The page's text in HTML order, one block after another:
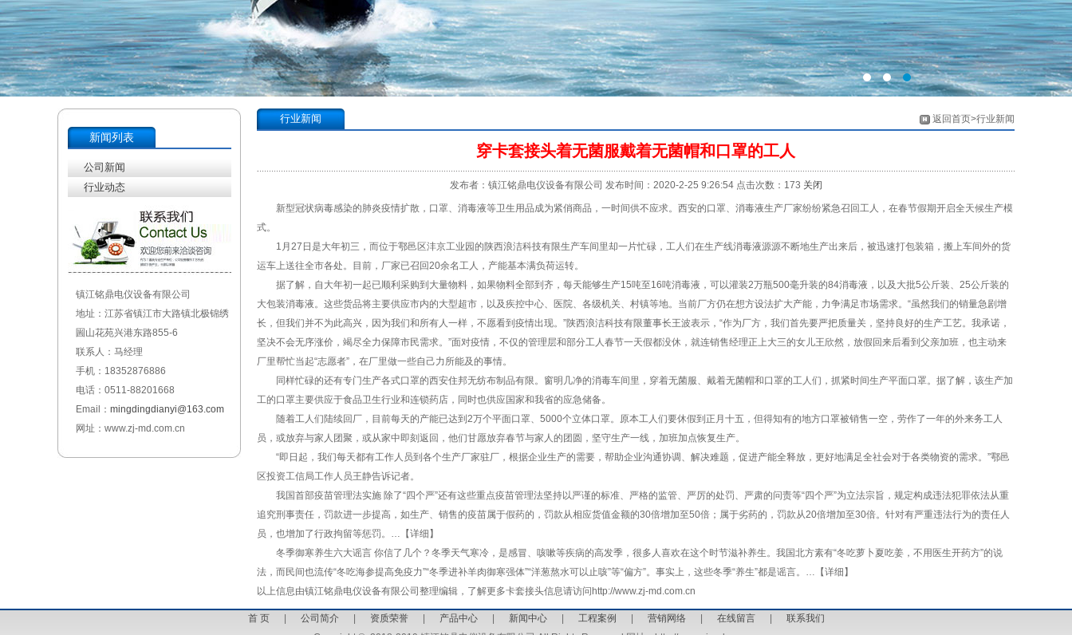
新闻列表
公司新闻
行业动态
镇江铭鼎电仪设备有限公司
地址：江苏省镇江市大路镇北极锦绣
圌山花苑兴港东路855-6
联系人：马经理
手机：18352876886
电话：0511-88201668
Email： mingdingdianyi@163.com
网址：www.zj-md.com.cn
行业新闻 返回首页>行业新闻
穿卡套接头着无菌服戴着无菌帽和口罩的工人
发布者：镇江铭鼎电仪设备有限公司 发布时间：2020-2-25 9:26:54 点击次数：173 关闭
新型冠状病毒感染的肺炎疫情扩散，口罩、消毒液等卫生用品成为紧俏商品，一时间供不应求。西安的口罩、消毒液生产厂家纷纷紧急召回工人，在春节假期开启全天候生产模
式。
1月27日是大年初三，而位于鄠邑区沣京工业园的陕西浪洁科技有限生产车间里却一片忙碌，工人们在生产线消毒液源源不断地生产出来后，被迅速打包装箱，搬上车间外的货
运车上送往全市各处。目前，厂家已召回20余名工人，产能基本满负荷运转。
据了解，自大年初一起已顺利采购到大量物料，如果物料全部到齐，每天能够生产15吨至16吨消毒液，可以灌装2万瓶500毫升装的84消毒液，以及大批5公斤装、25公斤装的
大包装消毒液。这些货品将主要供应市内的大型超市，以及疾控中心、医院、各级机关、村镇等地。当前厂方仍在想方设法扩大产能，力争满足市场需求。“虽然我们的销量急剧增
长，但我们并不为此高兴，因为我们和所有人一样，不愿看到疫情出现。”陕西浪洁科技有限董事长王波表示，“作为厂方，我们首先要严把质量关，坚持良好的生产工艺。我承诺，
坚决不会无序涨价，竭尽全力保障市民需求。”面对疫情，不仅的管理层和部分工人春节一天假都没休，就连销售经理正上大三的女儿王欣然，放假回来后看到父亲加班，也主动来
厂里帮忙当起“志愿者”，在厂里做一些自己力所能及的事情。
同样忙碌的还有专门生产各式口罩的西安住邦无纺布制品有限。窗明几净的消毒车间里，穿着无菌服、戴着无菌帽和口罩的工人们，抓紧时间生产平面口罩。据了解，该生产加
工的口罩主要供应于食品卫生行业和连锁药店，同时也供应国家和我省的应急储备。
随着工人们陆续回厂，目前每天的产能已达到2万个平面口罩、5000个立体口罩。原本工人们要休假到正月十五，但得知有的地方口罩被销售一空，劳作了一年的外来务工人
员，或放弃与家人团聚，或从家中即刻返回，他们甘愿放弃春节与家人的团圆，坚守生产一线，加班加点恢复生产。
“即日起，我们每天都有工作人员到各个生产厂家驻厂，根据企业生产的需要，帮助企业沟通协调、解决难题，促进产能全释放，更好地满足全社会对于各类物资的需求。”鄠邑
区投资工信局工作人员王静告诉记者。
我国首部疫苗管理法实施 除了“四个严”还有这些重点疫苗管理法坚持以严谨的标准、严格的监管、严厉的处罚、严肃的问责等“四个严”为立法宗旨，规定构成违法犯罪依法从重
追究刑事责任，罚款进一步提高，如生产、销售的疫苗属于假药的，罚款从相应货值金额的30倍增加至50倍；属于劣药的，罚款从20倍增加至30倍。针对有严重违法行为的责任人
员，也增加了行政拘留等惩罚。…【详细】
冬季御寒养生六大谣言 你信了几个？冬季天气寒冷，是感冒、咳嗽等疾病的高发季，很多人喜欢在这个时节滋补养生。我国北方素有“冬吃萝卜夏吃姜，不用医生开药方”的说
法，而民间也流传“冬吃海参提高免疫力”“冬季进补羊肉御寒强体”“洋葱熬水可以止咳”等“偏方”。事实上，这些冬季“养生”都是谣言。…【详细】
以上信息由镇江铭鼎电仪设备有限公司整理编辑，了解更多卡套接头信息请访问http://www.zj-md.com.cn
首 页| 公司简介| 资质荣誉| 产品中心| 新闻中心| 工程案例 营销网络| 在线留言| 联系我们